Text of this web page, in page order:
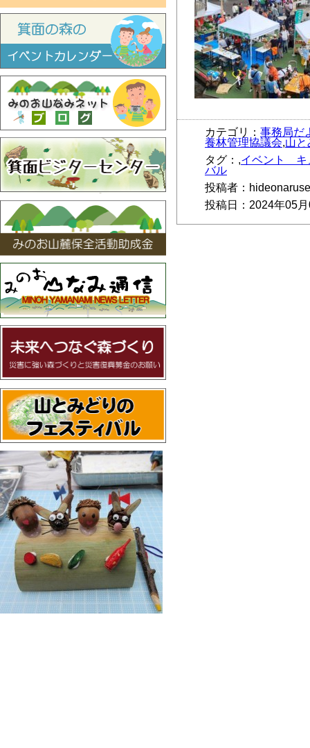
カテゴリ： 事務局だ
養林管理協議会,山
タグ：,イベント キ
バル
投稿者：hideonaruse
投稿日：2024年05